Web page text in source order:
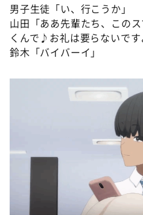
男子生徒「い、行こうか」
山田「ああ先輩たち、この
くんで♪お礼は要らないです
鈴木「バイバーイ」